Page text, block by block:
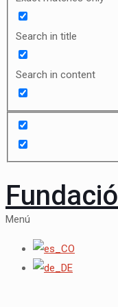
Search in title
Search in content
Menú